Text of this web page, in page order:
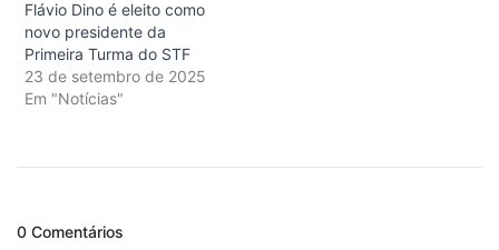
Flávio Dino é eleito como
novo presidente da
Primeira Turma do STF
23 de setembro de 2025
Em "Notícias"
0 Comentários